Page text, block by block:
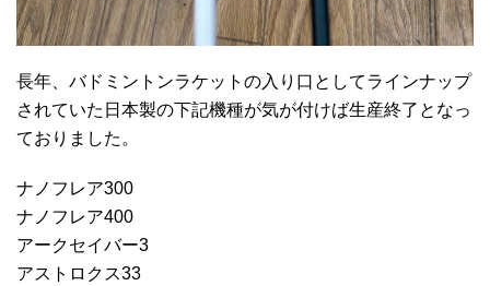
長年、バドミントンラケットの入り口としてラインナップ
されていた日本製の下記機種が気が付けば生産終了となっ
ておりました。
ナノフレア300
ナノフレア400
アークセイバー3
アストロクス33